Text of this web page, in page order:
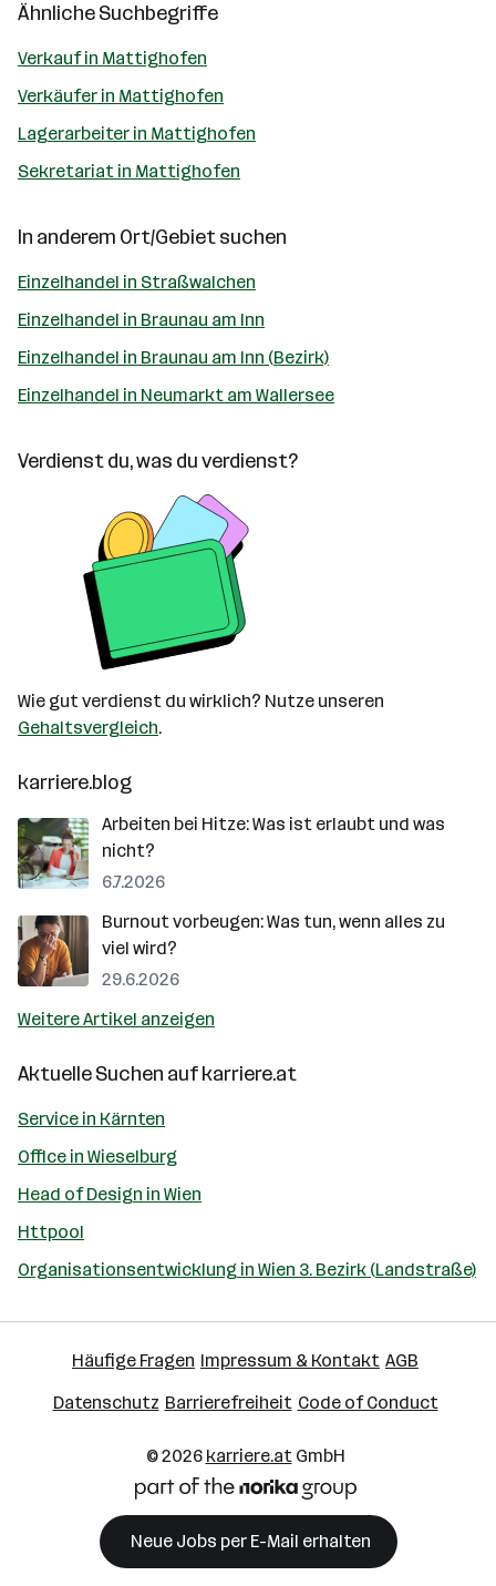
Ähnliche Suchbegriffe
Verkauf in Mattighofen
Verkäufer in Mattighofen
Lagerarbeiter in Mattighofen
Sekretariat in Mattighofen
In anderem Ort/Gebiet suchen
Einzelhandel in Straßwalchen
Einzelhandel in Braunau am Inn
Einzelhandel in Braunau am Inn (Bezirk)
Einzelhandel in Neumarkt am Wallersee
Verdienst du, was du verdienst?
Wie gut verdienst du wirklich? Nutze unseren
Gehaltsvergleich.
karriere.blog
Arbeiten bei Hitze: Was ist erlaubt und was
nicht?
6.7.2026
Burnout vorbeugen: Was tun, wenn alles zu
viel wird?
29.6.2026
Weitere Artikel anzeigen
Aktuelle Suchen aufkarriere.at
Service in Kärnten
Office in Wieselburg
Head of Design in Wien
Httpool
Organisationsentwicklung in Wien 3. Bezirk (Landstraße)
Häufige Fragen Impressum & Kontakt AGB
Datenschutz Barrierefreiheit Code of Conduct
© 2026 karriere.atGmbH
Neue Jobs per E-Mail erhalten